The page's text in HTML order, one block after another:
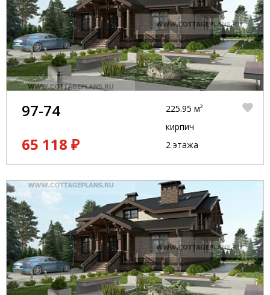
97-74
65 118 ₽
225.95 м²
кирпич
2 этажа